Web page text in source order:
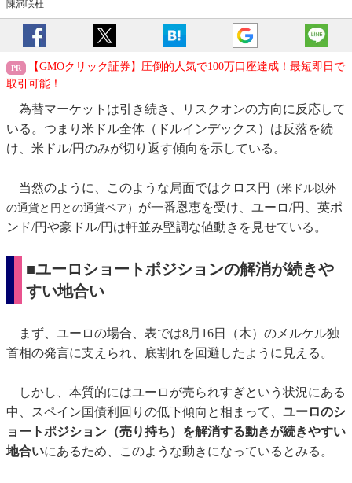
陳満咲杜
【GMOクリック証券】圧倒的人気で100万口座達成！最短即日で
取引可能！
為替マーケットは引き続き、リスクオンの方向に反応して
いる。つまり米ドル全体（ドルインデックス）は反落を続
け、米ドル/円のみが切り返す傾向を示している。
当然のように、このような局面ではクロス円
（米ドル以外
の通貨と円との通貨ペア） が一番恩恵を受け、ユーロ/円、英ポ
ンド/円や豪ドル/円は軒並み堅調な値動きを見せている。
■ユーロショートポジションの解消が続きや
すい地合い
まず、ユーロの場合、表では8月16日（木）のメルケル独
首相の発言に支えられ、底割れを回避したように見える。
しかし、本質的にはユーロが売られすぎという状況にある
中、スペイン国債利回りの低下傾向と相まって、 ユーロのシ
ョートポジション（売り持ち）を解消する動きが続きやすい
地合いにあるため、このような動きになっているとみる。